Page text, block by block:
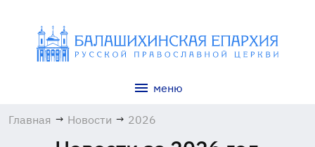
меню
Главная → Новости → 2026